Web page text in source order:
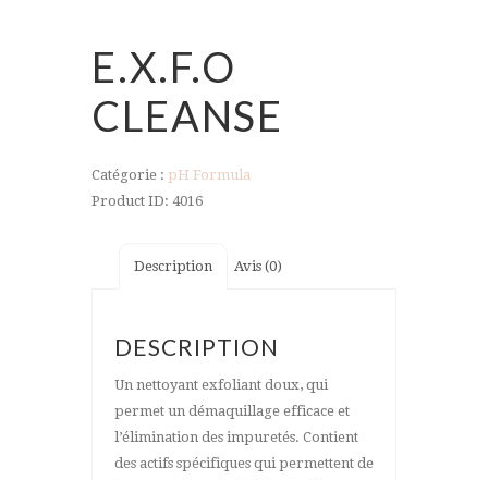
E.X.F.O
CLEANSE
Catégorie : pH Formula
Product ID: 4016
Description Avis (0)
DESCRIPTION
Un nettoyant exfoliant doux, qui
permet un démaquillage efficace et
l’élimination des impuretés. Contient
des actifs spécifiques qui permettent de